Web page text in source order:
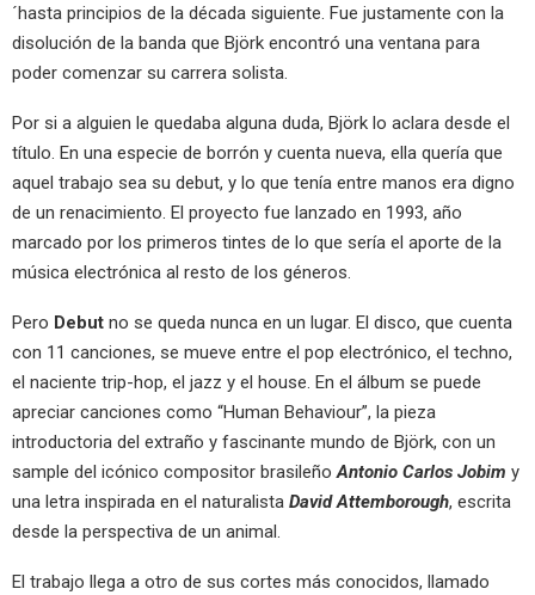
´hasta principios de la década siguiente. Fue justamente con la
disolución de la banda que Björk encontró una ventana para
poder comenzar su carrera solista.
Por si a alguien le quedaba alguna duda, Björk lo aclara desde el
título. En una especie de borrón y cuenta nueva, ella quería que
aquel trabajo sea su debut, y lo que tenía entre manos era digno
de un renacimiento. El proyecto fue lanzado en 1993, año
marcado por los primeros tintes de lo que sería el aporte de la
música electrónica al resto de los géneros.
Pero Debut no se queda nunca en un lugar. El disco, que cuenta
con 11 canciones, se mueve entre el pop electrónico, el techno,
el naciente trip-hop, el jazz y el house. En el álbum se puede
apreciar canciones como “Human Behaviour”, la pieza
introductoria del extraño y fascinante mundo de Björk, con un
sample del icónico compositor brasileñoAntonio Carlos Jobim y
una letra inspirada en el naturalista David Attemborough, escrita
desde la perspectiva de un animal.
El trabajo llega a otro de sus cortes más conocidos, llamado